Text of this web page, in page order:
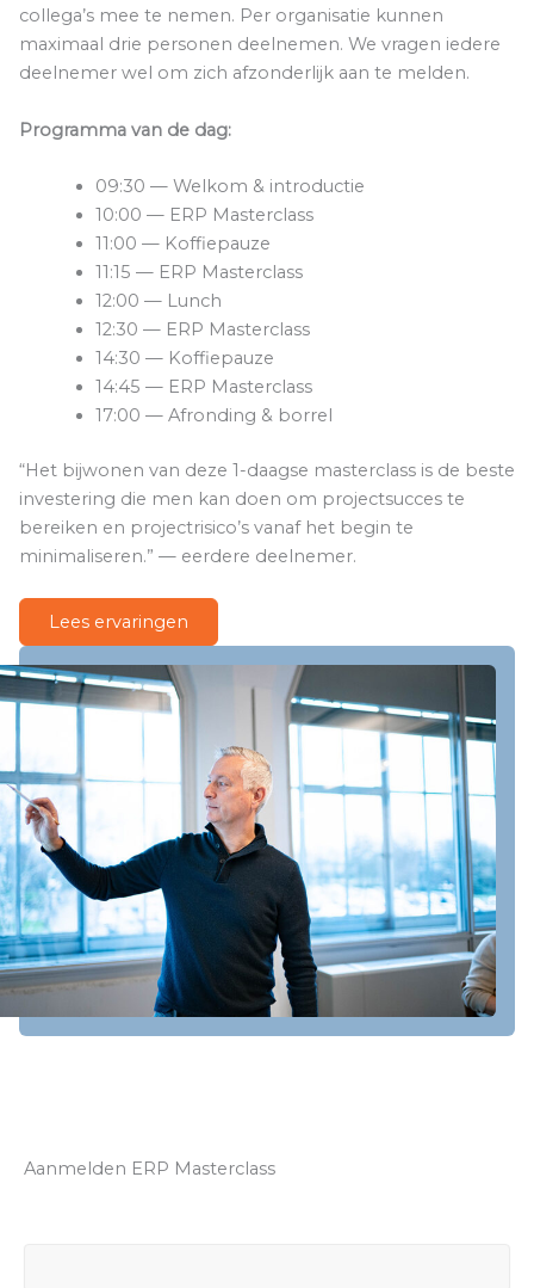
collega’s mee te nemen. Per organisatie kunnen
maximaal drie personen deelnemen. We vragen iedere
deelnemer wel om zich afzonderlijk aan te melden.
Programma van de dag:
09:30 — Welkom & introductie
10:00 — ERP Masterclass
11:00 — Koffiepauze
11:15 — ERP Masterclass
12:00 — Lunch
12:30 — ERP Masterclass
14:30 — Koffiepauze
14:45 — ERP Masterclass
17:00 — Afronding & borrel
“Het bijwonen van deze 1-daagse masterclass is de beste
investering die men kan doen om projectsucces te
bereiken en projectrisico’s vanaf het begin te
minimaliseren.” — eerdere deelnemer.
Lees ervaringen
Aanmelden ERP Masterclass